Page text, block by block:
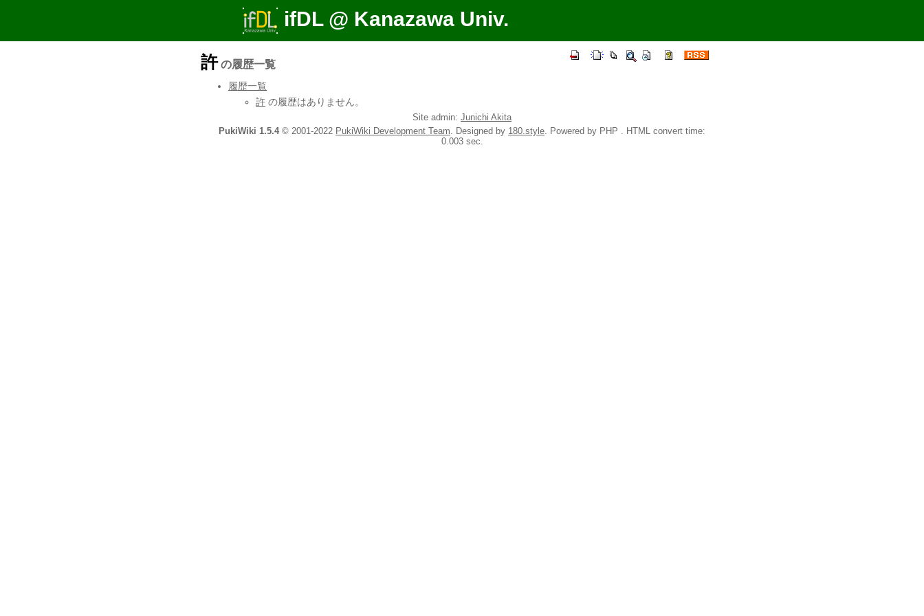
ifDL @ Kanazawa Univ.
許の履歴一覧
履歴一覧
許 の履歴はありません。
Site admin: Junichi Akita
PukiWiki 1.5.4© 2001-2022 PukiWiki Development Team. Designed by 180.style. Powered by PHP . HTML convert time:
0.003 sec.